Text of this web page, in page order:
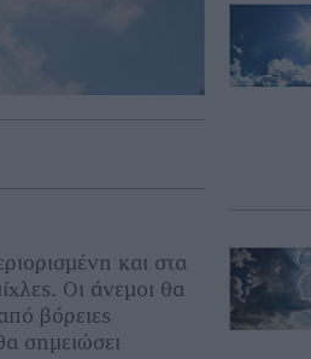
και στα
Οι άνεμοι θα
βόρειες
σημειώσει